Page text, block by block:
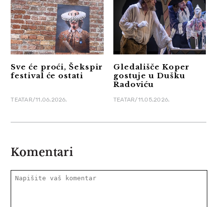
Sve će proći, Šekspir
festival će ostati
TEATAR/11.06.2026.
Gledališče Koper
gostuje u Dušku
Radoviću
TEATAR/11.05.2026.
Komentari